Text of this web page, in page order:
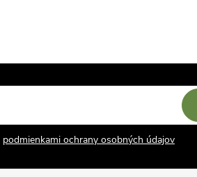
podmienkami ochrany osobných údajov